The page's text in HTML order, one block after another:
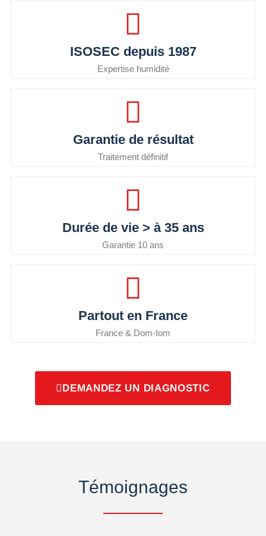
ISOSEC depuis 1987
Expertise humidité
Garantie de résultat
Traitement définitif
Durée de vie > à 35 ans
Garantie 10 ans
Partout en France
France & Dom-tom
DEMANDEZ UN DIAGNOSTIC
Témoignages